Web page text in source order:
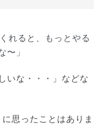
れると、もっとやる
〜」
いな・・・」などな
思ったことはありま